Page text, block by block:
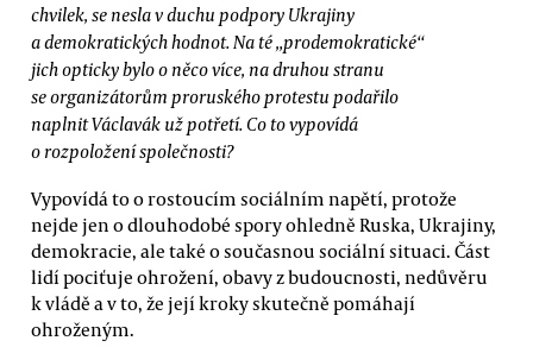
chvilek, se nesla v duchu podpory Ukrajiny
a demokratických hodnot. Na té „prodemokratické“
jich opticky bylo o něco více, na druhou stranu
se organizátorům proruského protestu podařilo
naplnit Václavák už potřetí. Co to vypovídá
o rozpoložení společnosti?
Vypovídá to o rostoucím sociálním napětí, protože
nejde jen o dlouhodobé spory ohledně Ruska, Ukrajiny,
demokracie, ale také o současnou sociální situaci. Část
lidí pociťuje ohrožení, obavy z budoucnosti, nedůvěru
k vládě a v to, že její kroky skutečně pomáhají
ohroženým.